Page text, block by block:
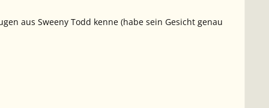
aus Sweeny Todd kenne (habe sein Gesicht genau